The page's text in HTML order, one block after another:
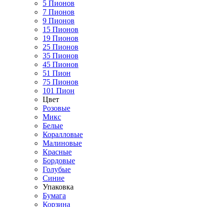
5 Пионов
7 Пионов
9 Пионов
15 Пионов
19 Пионов
25 Пионов
35 Пионов
45 Пионов
51 Пион
75 Пионов
101 Пион
Цвет
Розовые
Микс
Белые
Коралловые
Малиновые
Красные
Бордовые
Голубые
Синие
Упаковка
Бумага
Корзина